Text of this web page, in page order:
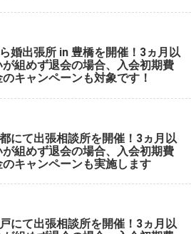
婚出張所 in 豊橋を開催！3ヵ月以
組めず退会の場合、入会初期費
キャンペーンも対象です！
にて出張相談所を開催！3ヵ月以
組めず退会の場合、入会初期費
キャンペーンも実施します
にて出張相談所を開催！3ヵ月以